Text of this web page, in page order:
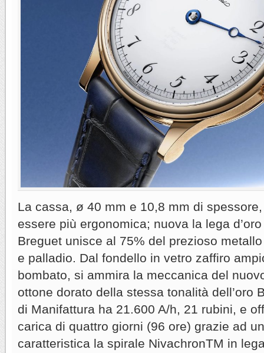
La cassa, ø 40 mm e 10,8 mm di
essere più ergonomica; nuova la lega
Breguet unisce al 75% del prezioso
e palladio. Dal fondello in vetro zaffiro
bombato, si ammira la meccanica del
ottone dorato della stessa tonalità dell’oro
di Manifattura ha 21.600 A/h, 21 rubini, e
carica di quattro giorni (96 ore) grazie ad
caratteristica la spirale NivachronTM in